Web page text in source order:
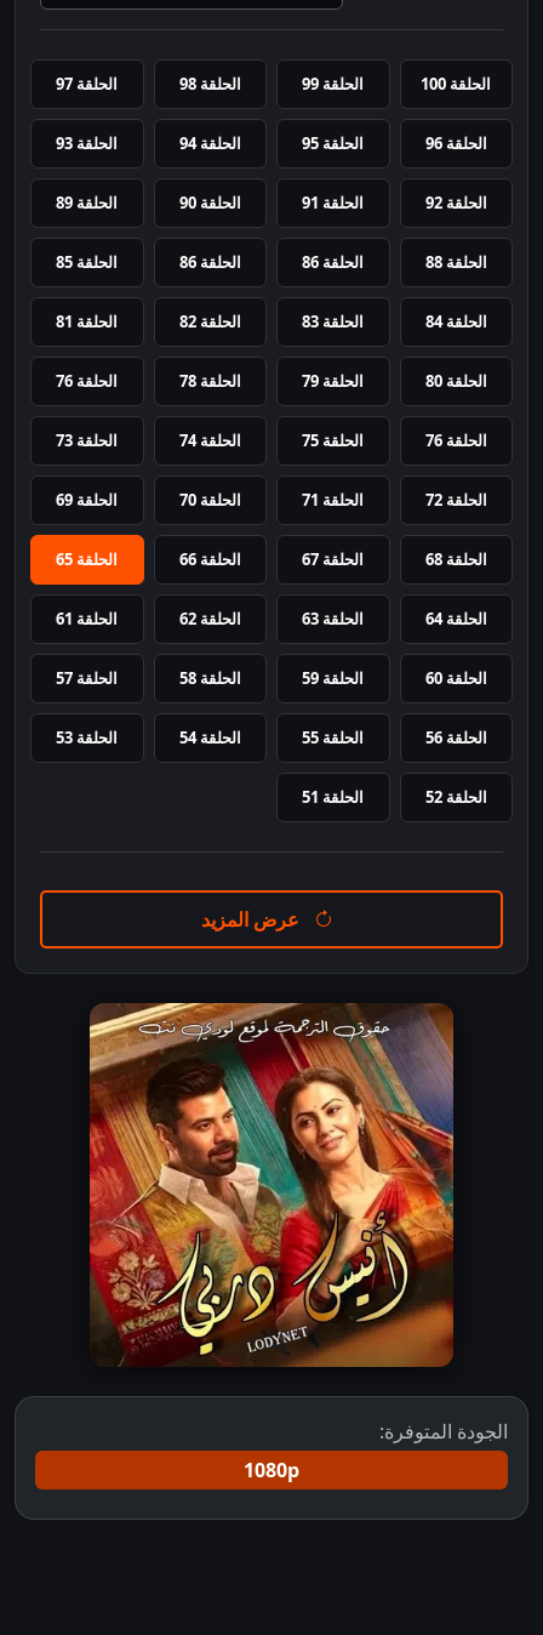
الحلقة 100 الحلقة 99 الحلقة 98 الحلقة 97
الحلقة 96 الحلقة 95 الحلقة 94 الحلقة 93
الحلقة 92 الحلقة 91 الحلقة 90 الحلقة 89
الحلقة 88 الحلقة 86 الحلقة 86 الحلقة 85
الحلقة 84 الحلقة 83 الحلقة 82 الحلقة 81
الحلقة 80 الحلقة 79 الحلقة 78 الحلقة 76
الحلقة 76 الحلقة 75 الحلقة 74 الحلقة 73
الحلقة 72 الحلقة 71 الحلقة 70 الحلقة 69
الحلقة 68 الحلقة 67 الحلقة 66 الحلقة 65
الحلقة 64 الحلقة 63 الحلقة 62 الحلقة 61
الحلقة 60 الحلقة 59 الحلقة 58 الحلقة 57
الحلقة 56 الحلقة 55 الحلقة 54 الحلقة 53
الحلقة 52 الحلقة 51
عرض المزيد
الجودة المتوفرة:
1080p